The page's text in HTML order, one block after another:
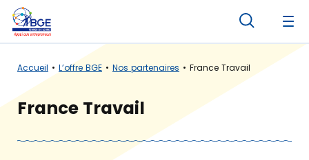
Accueil L’offre BGE Nos partenaires France Travail
France Travail
Panneau de gestion des cookies